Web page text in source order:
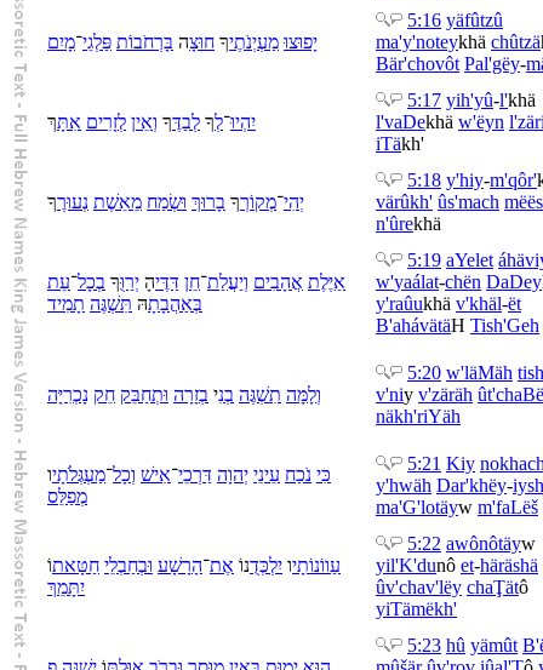
יָפוּצוּ מַעְיְנֹתֶיךָ חוּצָה בָּרְחֹבוֹת פַּלְגֵי־מָיִם
5:16 yäfûtzû
ma'y'noteykhä chûtzä
Bär'chovôt Pal'gëy-
יִהְיוּ־לְךָ לְבַדֶּךָ וְאֵין לְזָרִים אִתָּךְ
5:17 yih'yû-l'khä
l'vaDekhä w'ëyn l'
iTäkh'
יְהִי־מְקוֹרְךָ בָרוּךְ וּשְׂמַח מֵאֵשֶׁת נְעוּרֶךָ
5:18 y'hiy-m'qôr'
värûkh' ûs'mach më
n'ûrekhä
אַיֶּלֶת אֲהָבִים וְיַעֲלַת־חֵן דַּדֶּיהָ יְרַוֻּךָ בְכָל־עֵת
בְּאַהֲבָתָהּ תִּשְׁגֶּה תָמִיד
5:19 aYelet
w'yaálat-chën DaDey
y'raûukhä v'khäl-ët
B'ahávätäH Tish'Geh
וְלָמָּה תִשְׁגֶּה בְנִי בְזָרָה וּתְחַבֵּק חֵק נָכְרִיָּה
5:20 w'läMäh
v'niy v'zäräh û
näkh'riYäh
כִּי נֹכַח עֵינֵי יְהוָה דַּרְכֵי־אִישׁ וְכָל־מַעְגְּלֹתָיו
מְפַלֵּס
5:21 Kiy
y'hwäh Dar'khëy-iysh
ma'G'lotäyw m'faLëš
עַווֹנוֹתָיו יִלְכְּדֻנוֹ אֶת־הָרָשָׁע וּבְחַבְלֵי חַטָּאתוֹ
יִתָּמֵךְ
5:22 awônôtäyw
yil'K'dunô et-häräshä
ûv'chav'lëy chaŢätô
yiTämëkh'
5:23 hû yämût B'